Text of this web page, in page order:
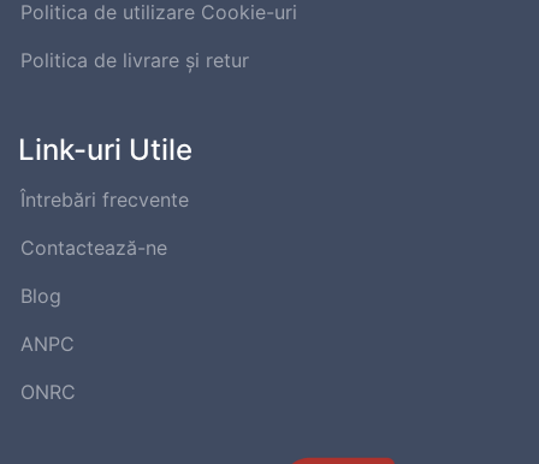
Politica de utilizare Cookie-uri
Politica de livrare și retur
Link-uri Utile
Întrebări frecvente
Contactează-ne
Blog
ANPC
ONRC